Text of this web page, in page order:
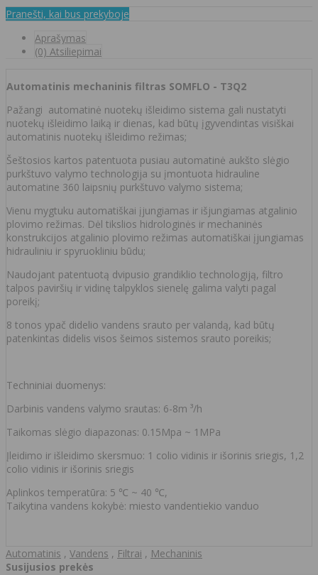
Pranešti, kai bus prekyboje
Aprašymas
(0) Atsiliepimai
Automatinis mechaninis filtras SOMFLO - T3Q2
Pažangi automatinė nuotekų išleidimo sistema gali nustatyti
nuotekų išleidimo laiką ir dienas, kad būtų įgyvendintas visiškai
automatinis nuotekų išleidimo režimas;
Šeštosios kartos patentuota pusiau automatinė aukšto slėgio
purkštuvo valymo technologija su įmontuota hidrauline
automatine 360 laipsnių purkštuvo valymo sistema;
Vienu mygtuku automatiškai įjungiamas ir išjungiamas atgalinio
plovimo režimas. Dėl tikslios hidrologinės ir mechaninės
konstrukcijos atgalinio plovimo režimas automatiškai įjungiamas
hidrauliniu ir spyruokliniu būdu;
Naudojant patentuotą dvipusio grandiklio technologiją, filtro
talpos paviršių ir vidinę talpyklos sienelę galima valyti pagal
poreikį;
8 tonos ypač didelio vandens srauto per valandą, kad būtų
patenkintas didelis visos šeimos sistemos srauto poreikis;
Techniniai duomenys:
Darbinis vandens valymo srautas: 6-8m ³/h
Taikomas slėgio diapazonas: 0.15Mpa ~ 1MPa
Įleidimo ir išleidimo skersmuo: 1 colio vidinis ir išorinis sriegis, 1,2
colio vidinis ir išorinis sriegis
Aplinkos temperatūra: 5 ℃ ~ 40 ℃,
Taikytina vandens kokybė: miesto vandentiekio vanduo
Automatinis , Vandens , Filtrai , Mechaninis
Susijusios prekės